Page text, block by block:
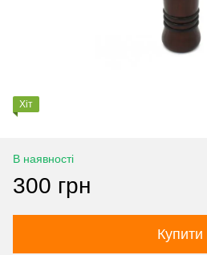
Хіт
В наявності
300 грн
Купити